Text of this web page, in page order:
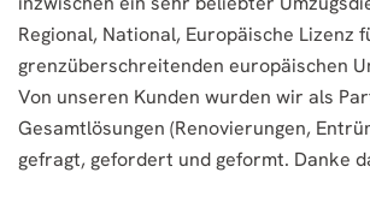
Regional, National, Europäische Lizenz
grenzüberschreitenden europäischen
Von unseren Kunden wurden wir als
Gesamtlösungen (Renovierungen,
gefragt, gefordert und geformt. Danke